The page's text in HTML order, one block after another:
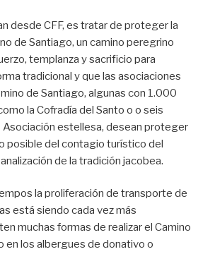
desde CFF, es tratar de proteger la
de Santiago, un camino peregrino
templanza y sacrificio para
tradicional y que las asociaciones
de Santiago, algunas con 1.000
la Cofradía del Santo o o seis
Asociación estellesa, desean proteger
posible del contagio turístico del
de la tradición jacobea.
la proliferación de transporte de
está siendo cada vez más
muchas formas de realizar el Camino
en los albergues de donativo o